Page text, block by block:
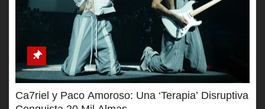
Ca7riel y Paco Amoroso: Una ‘Terapia’ Disruptiva